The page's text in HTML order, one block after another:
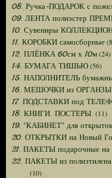
08. Ручка-ПОДАРОК с
09. ЛЕНТА полиэстер
10. Сувениры
11. КОРОБКИ самосборные
12. ПЛЁНКА 60см х 10м(24)
14. БУМАГА ТИШЬЮ(56)
15. НАПОЛНИТЕЛЬ
16. МЕШОЧКИ из
17. ПОДСТАВКИ под
18. КНИГИ. ПОСТЕРЫ. (11)
19. "КАБИНЕТ" для открыток
20. ОТКРЫТКИ на Новый
21. ПАКЕТЫ подарочные
22. ПАКЕТЫ из
(10)